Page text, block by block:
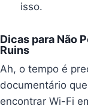
isso.
Dicas para Não
Ruins
Ah, o tempo é
documentário
encontrar Wi-Fi